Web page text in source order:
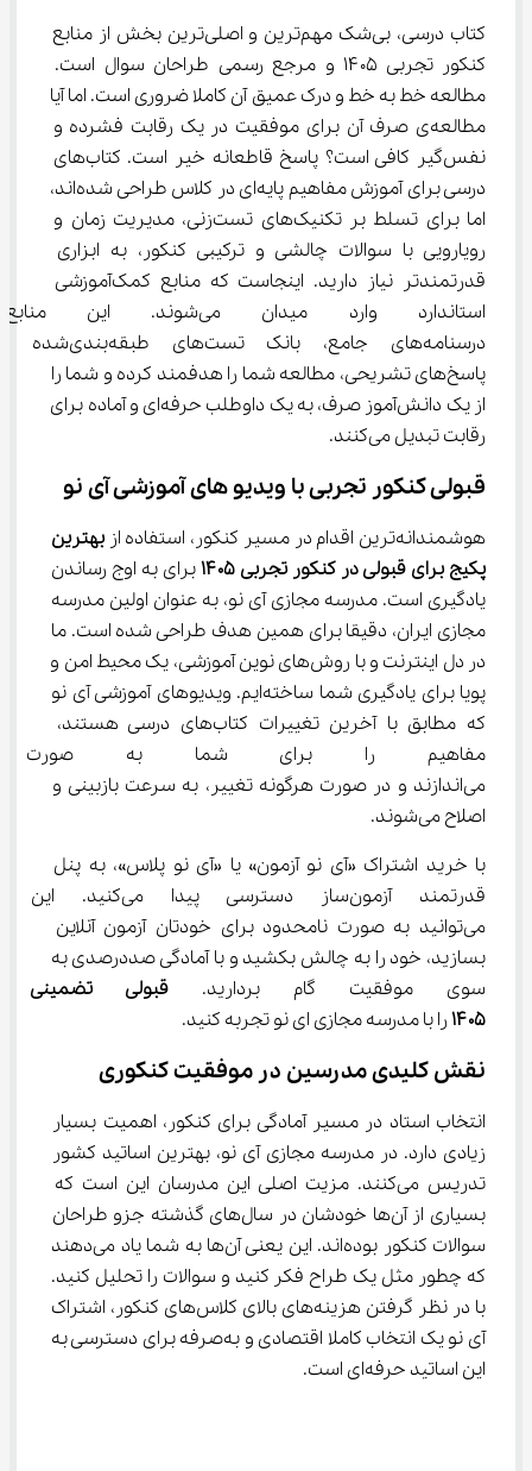
کتاب درسی، بی‌شک مهم‌ترین و اصلی‌ترین بخش از منابع
کنکور تجربی ۱۴۰۵ و مرجع رسمی طراحان سوال است.
مطالعه خط به خط و درک عمیق آن کاملا ضروری است. اما آیا
مطالعه‌ی صرف آن برای موفقیت در یک رقابت فشرده و
نفس‌گیر کافی است؟ پاسخ قاطعانه خیر است. کتاب‌های
درسی برای آموزش مفاهیم پایه‌ای در کلاس طراحی شده‌اند،
اما برای تسلط بر تکنیک‌های تست‌زنی، مدیریت زمان و
رویارویی با سوالات چالشی و ترکیبی کنکور، به ابزاری
قدرتمندتر نیاز دارید. اینجاست که منابع کمک‌آموزشی
استاندارد وارد میدان
درسنامه‌های جامع، بانک تست‌های
پاسخ‌های تشریحی، مطالعه شما را هدفمند کرده و شما را
از یک دانش‌آموز صرف، به یک داوطلب حرفه‌ای و آماده برای
رقابت تبدیل می‌کنند.
قبولی کنکور تجربی با ویدیو های آموزشی آی ‌نو
هوشمندانه‌ترین اقدام در مسیر کنکور، استفاده از
بهترین
پکیج برای قبولی در کنکور تجربی ۱۴۰۵ برای به اوج رساندن
یادگیری است. مدرسه مجازی آی ‌نو، به عنوان اولین مدرسه
مجازی ایران، دقیقا برای همین هدف طراحی شده است. ما
در دل اینترنت و با روش‌های نوین آموزشی، یک محیط امن و
پویا برای یادگیری شما ساخته‌ایم. ویدیوهای آموزشی آی ‌نو
که مطابق با آخرین تغییرات کتاب‌های درسی هستند،
مفاهیم را برای شما به
می‌اندازند و در صورت هرگونه تغییر، به سرعت بازبینی و
اصلاح می‌شوند.
با خرید اشتراک «آی ‌نو آزمون» یا «آی ‌نو پلاس»، به پنل
قدرتمند آزمون‌ساز دسترسی
می‌توانید به صورت نامحدود برای خودتان آزمون آنلاین
بسازید، خود را به چالش بکشید و با آمادگی صددرصدی به
سوی موفقیت گام بردارید. قبولی
۱۴۰۵ را با مدرسه مجازی ای نو تجربه کنید.
نقش کلیدی مدرسین در موفقیت کنکوری
انتخاب استاد در مسیر آمادگی برای کنکور، اهمیت بسیار
زیادی دارد. در مدرسه مجازی آی ‌نو، بهترین اساتید کشور
تدریس می‌کنند. مزیت اصلی این مدرسان این است که
بسیاری از آن‌ها خودشان در سال‌های گذشته جزو طراحان
سوالات کنکور بوده‌اند. این یعنی آن‌ها به شما یاد می‌دهند
که چطور مثل یک طراح فکر کنید و سوالات را تحلیل کنید.
با در نظر گرفتن هزینه‌های بالای کلاس‌های کنکور، اشتراک
آی ‌نو یک انتخاب کاملا اقتصادی و به‌صرفه برای دسترسی به
این اساتید حرفه‌ای است.